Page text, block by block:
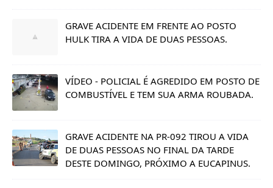
GRAVE ACIDENTE EM FRENTE AO POSTO
HULK TIRA A VIDA DE DUAS PESSOAS.
VÍDEO - POLICIAL É AGREDIDO EM POSTO DE
COMBUSTÍVEL E TEM SUA ARMA ROUBADA.
GRAVE ACIDENTE NA PR-092 TIROU A VIDA
DE DUAS PESSOAS NO FINAL DA TARDE
DESTE DOMINGO, PRÓXIMO A EUCAPINUS.